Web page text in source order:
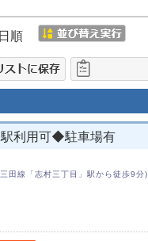
順
利用可◆駐車場有
田線「志村三丁目」駅から徒歩9分)